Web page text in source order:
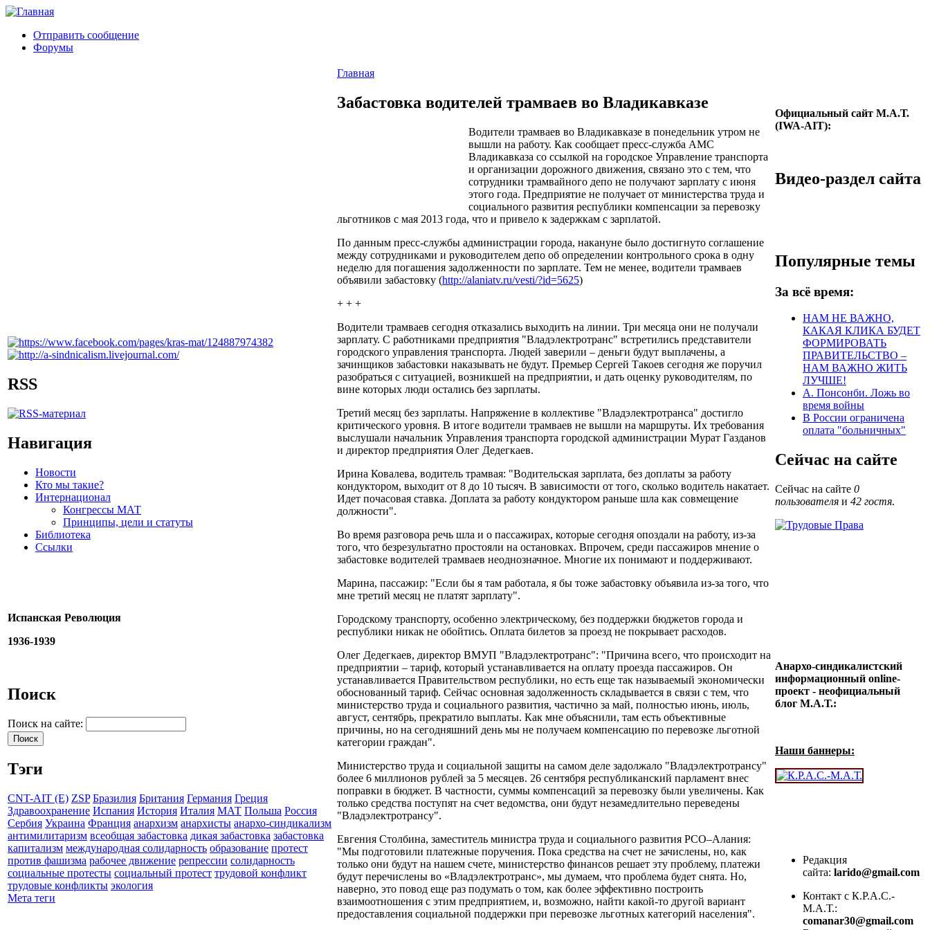
Отправить сообщение
Форумы
RSS
Навигация
Новости
Кто мы такие?
Интернационал
Конгрессы МАТ
Принципы, цели и статуты
Библиотека
Ссылки
Испанская Революция
1936-1939
Поиск
Поиск на сайте:
Тэги
CNT-AIT (E) ZSP Бразилия Британия Германия Греция
Здравоохранение Испания История Италия МАТ Польша Россия
Сербия Украина Франция анархизм анархисты анархо-синдикализм
антимилитаризм всеобщая забастовка дикая забастовка забастовка
капитализм международная солидарность образование протест
против фашизма рабочее движение репрессии солидарность
социальные протесты социальный протест трудовой конфликт
трудовые конфликты экология
Мета теги
Главная
Забастовка водителей трамваев во Владикавказе
Водители трамваев во Владикавказе в понедельник утром не
вышли на работу. Как сообщает пресс-служба АМС
Владикавказа со ссылкой на городское Управление транспорта
и организации дорожного движения, связано это с тем, что
сотрудники трамвайного депо не получают зарплату с июня
этого года. Предприятие не получает от министерства труда и
социального развития республики компенсации за перевозку
льготников с мая 2013 года, что и привело к задержкам с зарплатой.
По данным пресс-службы администрации города, накануне было достигнуто соглашение
между сотрудниками и руководителем депо об определении контрольного срока в одну
неделю для погашения задолженности по зарплате. Тем не менее, водители трамваев
объявили забастовку (http://alaniatv.ru/vesti/?id=5625)
+ + +
Водители трамваев сегодня отказались выходить на линии. Три месяца они не получали
зарплату. С работниками предприятия "Владэлектротранс" встретились представители
городского управления транспорта. Людей заверили – деньги будут выплачены, а
зачинщиков забастовки наказывать не будут. Премьер Сергей Такоев сегодня же поручил
разобраться с ситуацией, возникшей на предприятии, и дать оценку руководителям, по
вине которых люди остались без зарплаты.
Третий месяц без зарплаты. Напряжение в коллективе "Владэлектротранса" достигло
критического уровня. В итоге водители трамваев не вышли на маршруты. Их требования
выслушали начальник Управления транспорта городской администрации Мурат Газданов
и директор предприятия Олег Дедегкаев.
Ирина Ковалева, водитель трамвая: "Водительская зарплата, без доплаты за работу
кондуктором, выходит от 8 до 10 тысяч. В зависимости от того, сколько водитель накатает.
Идет почасовая ставка. Доплата за работу кондуктором раньше шла как совмещение
должности".
Во время разговора речь шла и о пассажирах, которые сегодня опоздали на работу, из-за
того, что безрезультатно простояли на остановках. Впрочем, среди пассажиров мнение о
забастовке водителей трамваев неоднозначное. Многие их понимают и поддерживают.
Марина, пассажир: "Если бы я там работала, я бы тоже забастовку объявила из-за того, что
мне третий месяц не платят зарплату".
Городскому транспорту, особенно электрическому, без поддержки бюджетов города и
республики никак не обойтись. Оплата билетов за проезд не покрывает расходов.
Олег Дедегкаев, директор ВМУП "Владэлектротранс": "Причина всего, что происходит на
предприятии – тариф, который устанавливается на оплату проезда пассажиров. Он
устанавливается Правительством республики, но есть еще так называемый экономически
обоснованный тариф. Сейчас основная задолженность складывается в связи с тем, что
министерство труда и социального развития, частично за май, полностью июнь, июль,
август, сентябрь, прекратило выплаты. Как мне объяснили, там есть объективные
причины, но на сегодняшний день мы не получаем компенсацию по перевозке льготной
категории граждан".
Министерство труда и социальной защиты на самом деле задолжало "Владэлектротрансу"
более 6 миллионов рублей за 5 месяцев. 26 сентября республиканский парламент внес
поправки в бюджет. В частности, суммы компенсаций за перевозку были увеличены. Как
только средства поступят на счет ведомства, они будут незамедлительно переведены
"Владэлектротрансу".
Евгения Столбина, заместитель министра труда и социального развития РСО–Алания:
"Мы подготовили платежные поручения. Пока средства на счет не зачислены, но, как
только они будут на нашем счете, министерство финансов решает эту проблему, платежи
будут перечислены во «Владэлектротранс», мы думаем, что проблема будет снята. Но,
наверно, это повод еще раз подумать о том, как более эффективно построить
взаимоотношения с этим предприятием, и, возможно, найти какой-то другой вариант
предоставления социальной поддержки при перевозке льготных категорий населения".
Официальный сайт М.А.Т.
(IWA-AIT):
Видео-раздел сайта
Популярные темы
За всё время:
НАМ НЕ ВАЖНО,
КАКАЯ КЛИКА БУДЕТ
ФОРМИРОВАТЬ
ПРАВИТЕЛЬСТВО –
НАМ ВАЖНО ЖИТЬ
ЛУЧШЕ!
А. Понсонби. Ложь во
время войны
В России ограничена
оплата "больничных"
Сейчас на сайте
Сейчас на сайте 0
пользователя и 42 гостя.
Анархо-синдикалистский
информационный online-
проект - неофициальный
блог М.А.Т.:
Наши баннеры:
Редакция
сайта: larido@gmail.com
Контакт с К.Р.А.С.-
М.А.Т.:
comanar30@gmail.com